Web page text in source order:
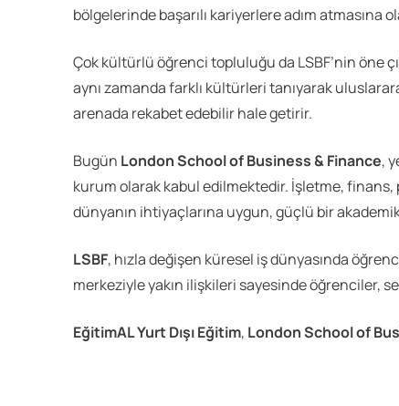
bölgelerinde başarılı kariyerlere adım atmasına
Çok kültürlü öğrenci topluluğu da LSBF’nin öne
aynı zamanda farklı kültürleri tanıyarak
arenada rekabet edebilir hale getirir.
Bugün London School of Business & Finance,
kurum olarak kabul edilmektedir. İşletme,
dünyanın ihtiyaçlarına uygun, güçlü bir
LSBF, hızla değişen küresel iş dünyasında
merkeziyle yakın ilişkileri sayesinde öğrenciler,
EğitimAL Yurt Dışı Eğitim, London School of